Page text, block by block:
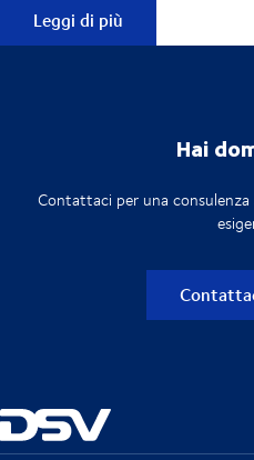
Domande frequenti
Leggi di più
Hai
Contattaci per una